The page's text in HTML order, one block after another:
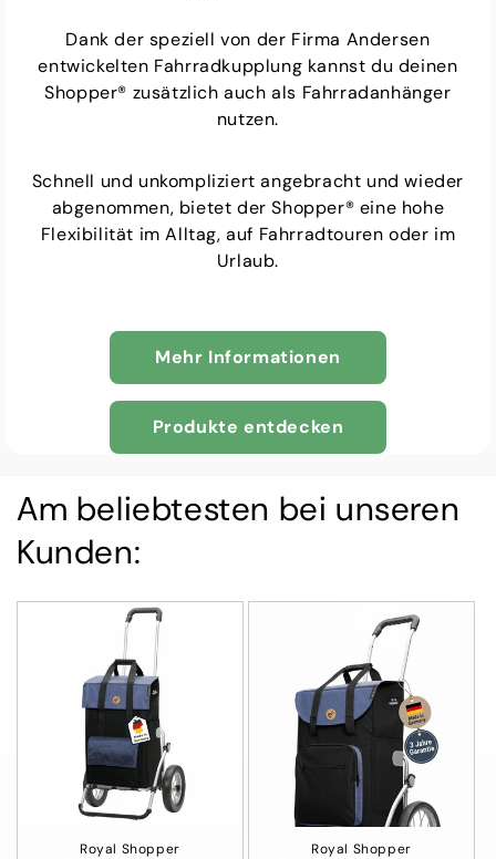
Dank der speziell von der Firma Andersen
entwickelten Fahrradkupplung kannst du deinen
Shopper® zusätzlich auch als Fahrradanhänger
nutzen.
Schnell und unkompliziert angebracht und wieder
abgenommen, bietet der Shopper® eine hohe
Flexibilität im Alltag, auf Fahrradtouren oder im
Urlaub.
Mehr Informationen
Produkte entdecken
Am beliebtesten bei unseren
Kunden:
Royal Shopper
Royal Shopper